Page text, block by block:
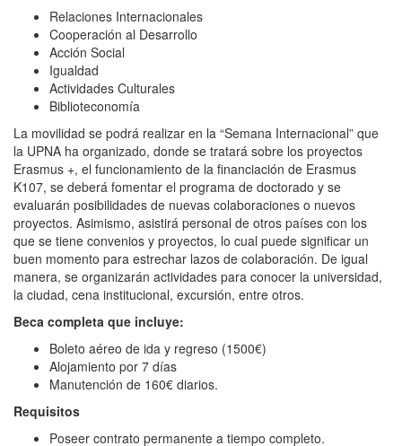
Relaciones Internacionales
Cooperación al Desarrollo
Acción Social
Igualdad
Actividades Culturales
Biblioteconomía
La movilidad se podrá realizar en la “Semana Internacional” que
la UPNA ha organizado, donde se tratará sobre los proyectos
Erasmus +, el funcionamiento de la financiación de Erasmus
K107, se deberá fomentar el programa de doctorado y se
evaluarán posibilidades de nuevas colaboraciones o nuevos
proyectos. Asimismo, asistirá personal de otros países con los
que se tiene convenios y proyectos, lo cual puede significar un
buen momento para estrechar lazos de colaboración. De igual
manera, se organizarán actividades para conocer la universidad,
la ciudad, cena institucional, excursión, entre otros.
Beca completa que incluye:
Boleto aéreo de ida y regreso (1500€)
Alojamiento por 7 días
Manutención de 160€ diarios.
Requisitos
Poseer contrato permanente a tiempo completo.